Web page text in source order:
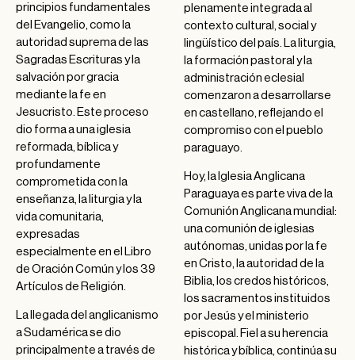
principios fundamentales
del Evangelio, como la
autoridad suprema de las
Sagradas Escrituras y la
salvación por gracia
mediante la fe en
Jesucristo. Este proceso
dio forma a una iglesia
reformada, bíblica y
profundamente
comprometida con la
enseñanza, la liturgia y la
vida comunitaria,
expresadas
especialmente en el Libro
de Oración Común y los 39
Artículos de Religión.
La llegada del anglicanismo
a Sudamérica se dio
principalmente a través de
plenamente integrada al
contexto cultural, social y
lingüístico del país. La liturgia,
la formación pastoral y la
administración eclesial
comenzaron a desarrollarse
en castellano, reflejando el
compromiso con el pueblo
paraguayo.
Hoy, la Iglesia Anglicana
Paraguaya es parte viva de la
Comunión Anglicana mundial:
una comunión de iglesias
autónomas, unidas por la fe
en Cristo, la autoridad de la
Biblia, los credos históricos,
los sacramentos instituidos
por Jesús y el ministerio
episcopal. Fiel a su herencia
histórica y bíblica, continúa su